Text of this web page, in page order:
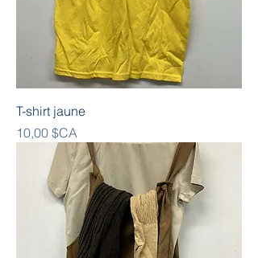
T-shirt jaune
Prix
10,00 $CA